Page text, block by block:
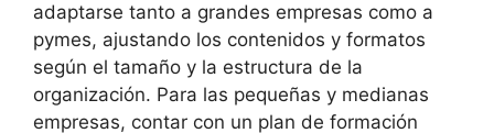
adaptarse tanto a grandes empresas como a
pymes, ajustando los contenidos y formatos
según el tamaño y la estructura de la
organización. Para las pequeñas y medianas
empresas, contar con un plan de formación